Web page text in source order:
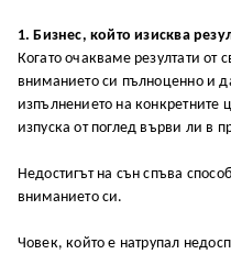
1. Бизнес, който изисква
Когато очакваме резултати от
вниманието си пълноценно и
изпълнението на
изпуска от поглед върви ли в
Недостигът на сън спъва
вниманието си.
Човек, който е натрупал